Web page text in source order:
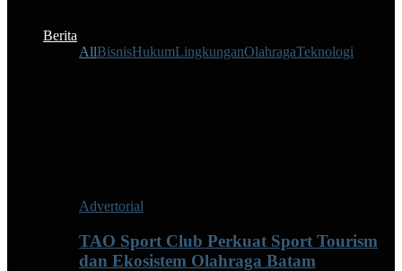
Berita
AllBisnisHukumLingkunganOlahragaTeknologi
Advertorial
TAO Sport Club Perkuat Sport Tourism
dan Ekosistem Olahraga Batam